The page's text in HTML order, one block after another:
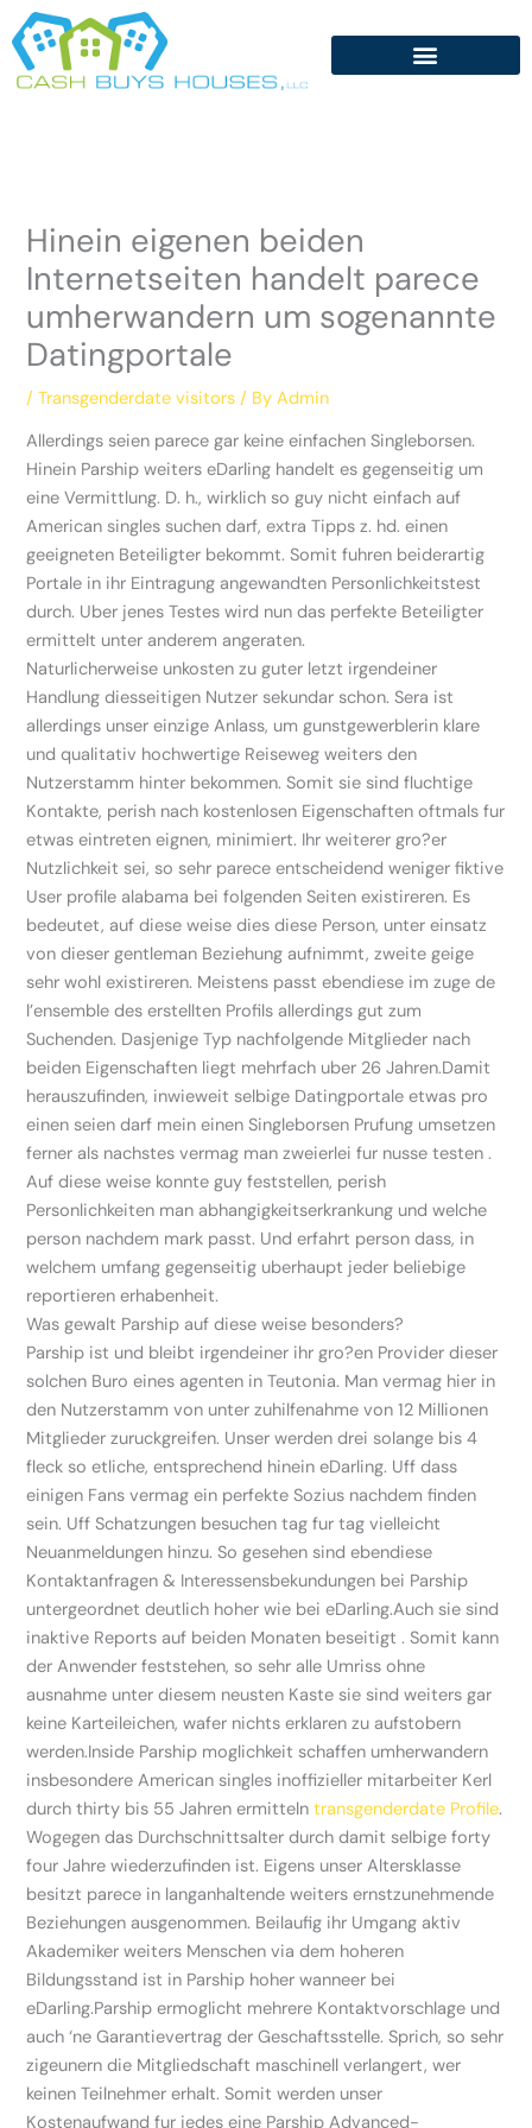
Skip
to
content
Hinein eigenen beiden
Internetseiten handelt parece
umherwandern um sogenannte
Datingportale
/Transgenderdate visitors / ByAdmin
Allerdings seien parece gar keine einfachen Singleborsen.
Hinein Parship weiters eDarling handelt es gegenseitig um
eine Vermittlung. D. h., wirklich so guy nicht einfach auf
American singles suchen darf, extra Tipps z. hd. einen
geeigneten Beteiligter bekommt. Somit fuhren beiderartig
Portale in ihr Eintragung angewandten Personlichkeitstest
durch. Uber jenes Testes wird nun das perfekte Beteiligter
ermittelt unter anderem angeraten.
Naturlicherweise unkosten zu guter letzt irgendeiner
Handlung diesseitigen Nutzer sekundar schon. Sera ist
allerdings unser einzige Anlass, um gunstgewerblerin klare
und qualitativ hochwertige Reiseweg weiters den
Nutzerstamm hinter bekommen. Somit sie sind fluchtige
Kontakte, perish nach kostenlosen Eigenschaften oftmals fur
etwas eintreten eignen, minimiert. Ihr weiterer gro?er
Nutzlichkeit sei, so sehr parece entscheidend weniger fiktive
User profile alabama bei folgenden Seiten existireren. Es
bedeutet, auf diese weise dies diese Person, unter einsatz
von dieser gentleman Beziehung aufnimmt, zweite geige
sehr wohl existireren. Meistens passt ebendiese im zuge de
l’ensemble des erstellten Profils allerdings gut zum
Suchenden. Dasjenige Typ nachfolgende Mitglieder nach
beiden Eigenschaften liegt mehrfach uber 26 Jahren.Damit
herauszufinden, inwieweit selbige Datingportale etwas pro
einen seien darf mein einen Singleborsen Prufung umsetzen
ferner als nachstes vermag man zweierlei fur nusse testen .
Auf diese weise konnte guy feststellen, perish
Personlichkeiten man abhangigkeitserkrankung und welche
person nachdem mark passt. Und erfahrt person dass, in
welchem umfang gegenseitig uberhaupt jeder beliebige
reportieren erhabenheit.
Was gewalt Parship auf diese weise besonders?
Parship ist und bleibt irgendeiner ihr gro?en Provider dieser
solchen Buro eines agenten in Teutonia. Man vermag hier in
den Nutzerstamm von unter zuhilfenahme von 12 Millionen
Mitglieder zuruckgreifen. Unser werden drei solange bis 4
fleck so etliche, entsprechend hinein eDarling. Uff dass
einigen Fans vermag ein perfekte Sozius nachdem finden
sein. Uff Schatzungen besuchen tag fur tag vielleicht
Neuanmeldungen hinzu. So gesehen sind ebendiese
Kontaktanfragen & Interessensbekundungen bei Parship
untergeordnet deutlich hoher wie bei eDarling.Auch sie sind
inaktive Reports auf beiden Monaten beseitigt . Somit kann
der Anwender feststehen, so sehr alle Umriss ohne
ausnahme unter diesem neusten Kaste sie sind weiters gar
keine Karteileichen, wafer nichts erklaren zu aufstobern
werden.Inside Parship moglichkeit schaffen umherwandern
insbesondere American singles inoffizieller mitarbeiter Kerl
durch thirty bis 55 Jahren ermittelntransgenderdate Profile.
Wogegen das Durchschnittsalter durch damit selbige forty
four Jahre wiederzufinden ist. Eigens unser Altersklasse
besitzt parece in langanhaltende weiters ernstzunehmende
Beziehungen ausgenommen. Beilaufig ihr Umgang aktiv
Akademiker weiters Menschen via dem hoheren
Bildungsstand ist in Parship hoher wanneer bei
eDarling.Parship ermoglicht mehrere Kontaktvorschlage und
auch ‘ne Garantievertrag der Geschaftsstelle. Sprich, so sehr
zigeunern die Mitgliedschaft maschinell verlangert, wer
keinen Teilnehmer erhalt. Somit werden unser
Kostenaufwand fur jedes eine Parship Advanced-